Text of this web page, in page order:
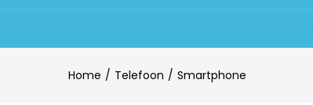
Home Telefoon Smartphone